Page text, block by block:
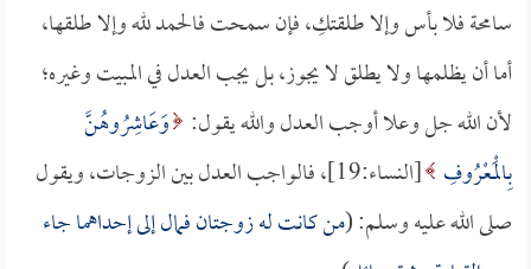
سامحة فلا بأس وإلا طلقتكِ، فإن سمحت فالحمد لله وإلا طلقها،
أما أن يظلمها ولا يطلق لا يجوز، بل يجب العدل في المبيت وغيره؛
لأن الله جل وعلا أوجب العدل والله يقول: وَعَاشِرُوهُنَّ
بِالْمَعْرُوفِ
[النساء:19]، فالواجب العدل بين الزوجات، ويقول
صلى الله عليه وسلم: (من كانت له زوجتان فمال إلى إحداهما جاء